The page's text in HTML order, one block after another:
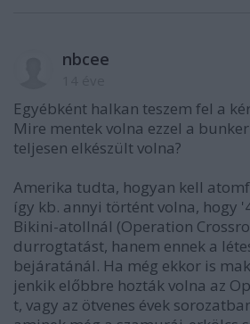
nbcee
Egyébként halkan teszem fel a
Mire mentek volna ezzel a
teljesen elkészült volna?
Amerika tudta, hogyan kell
így kb. annyi történt volna, hogy
Bikini-atollnál (Operation
durrogtatást, hanem ennek a
bejáratánál. Ha még ekkor is
jenkik előbbre hozták volna az
t, vagy az ötvenes évek